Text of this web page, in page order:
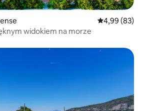
Średnia
4,99 (83)
widokiem na morze